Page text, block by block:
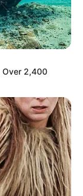
2026 imVeranst
-
im
2026 imVeranst
- Vocal
Veranstaltungspl
-
Over 2,400